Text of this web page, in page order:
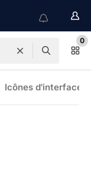
0
Icônes d'interface